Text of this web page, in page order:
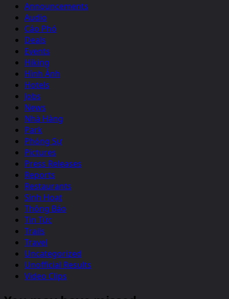
Announcements
Audio
Cáo Phó
Deals
Events
Hiking
Hình Ảnh
Hotels
Jobs
News
Nhà Hàng
Park
Phóng Sự
Pictures
Press Releases
Reports
Restaurants
Sinh Hoạt
Thông Báo
Tin Tức
Trails
Travel
Uncategorized
Unofficial Results
Video Clips